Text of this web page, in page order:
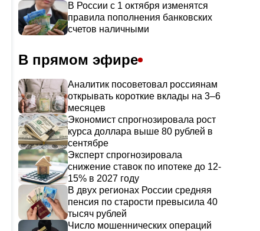
В России с 1 октября изменятся
правила пополнения банковских
счетов наличными
В прямом эфире
Аналитик посоветовал россиянам
открывать короткие вклады на 3–6
месяцев
Экономист спрогнозировала рост
курса доллара выше 80 рублей в
сентябре
Эксперт спрогнозировала
снижение ставок по ипотеке до 12-
15% в 2027 году
В двух регионах России средняя
пенсия по старости превысила 40
тысяч рублей
Число мошеннических операций